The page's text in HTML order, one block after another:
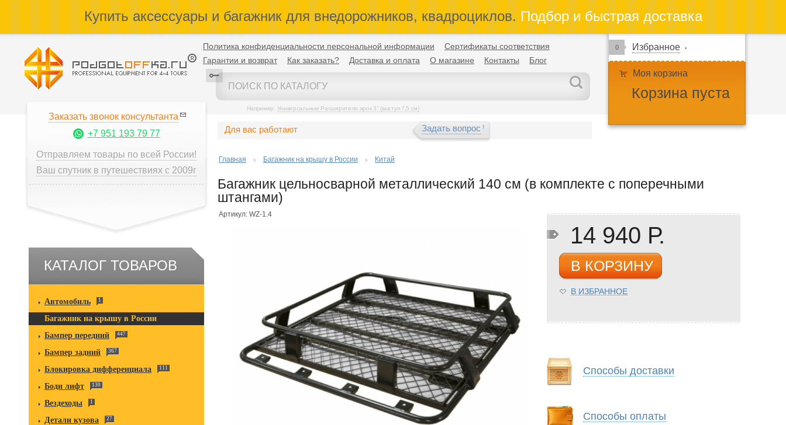
Купить аксессуары и багажник для внедорожников, квадроциклов.Подбор и быстрая доставка
Политика конфиденциальности персональной информации
Сертификаты соответствия
Гарантии и возврат
Как заказать? Доставка и оплата О магазине Контакты Блог
Например: Универсальные Расширители арок 3" (выступ 7,5 см)
0 Избранное
Моя корзина
Корзина пуста
Заказать звонок консультанта
+7 951 193 79 77
Отправляем товары по всей России!
Ваш спутник в путешествиях с 2009г
КАТАЛОГ ТОВАРОВ
Автомобиль 1
Багажник на крышу в России
Бампер передний
447
Бампер задний 367
Блокировка дифференциала 111
Боди лифт 130
Вездеходы 1
Детали кузова 27
Для вас работают Задать вопрос
Главная Багажник на крышу в России Китай
Багажник цельносварной металлический 140 см (в комплекте с поперечными
штангами)
Артикул: WZ-1.4
14 940 Р.
В КОРЗИНУ
В ИЗБРАННОЕ
Способы доставки
Способы оплаты